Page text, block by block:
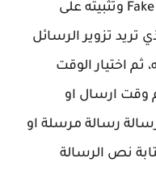
هو تحميل تطبيق Fake Text Message وتثبيته على
تريد تزوير الرسائل
ثم اختيار الوقت
وقت ارسال او
رسالة مرسلة او
نص الرسالة